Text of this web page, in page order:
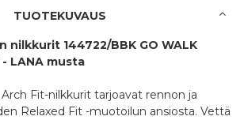
TUOTEKUVAUS
nilkkurit 144722/BBK GO WALK
- LANA musta
Fit-nilkkurit tarjoavat rennon ja
Relaxed Fit -muotoilun ansiosta. Vettä